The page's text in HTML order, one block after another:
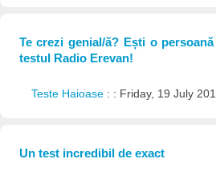
Te crezi genial/ă? Ești o
testul Radio Erevan!
Teste Haioase : : Friday, 19 July
Un test incredibil de exact